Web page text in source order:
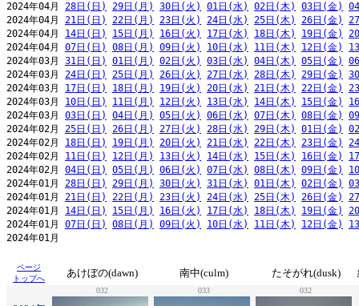
2024年04月 28日(日) 29日(月) 30日(火) 01日(水) 02日(木) 03日(金)
2024年04月 21日(日) 22日(月) 23日(火) 24日(水) 25日(木) 26日(金)
2024年04月 14日(日) 15日(月) 16日(火) 17日(水) 18日(木) 19日(金)
2024年04月 07日(日) 08日(月) 09日(火) 10日(水) 11日(木) 12日(金)
2024年03月 31日(日) 01日(月) 02日(火) 03日(水) 04日(木) 05日(金)
2024年03月 24日(日) 25日(月) 26日(火) 27日(水) 28日(木) 29日(金)
2024年03月 17日(日) 18日(月) 19日(火) 20日(水) 21日(木) 22日(金)
2024年03月 10日(日) 11日(月) 12日(火) 13日(水) 14日(木) 15日(金)
2024年03月 03日(日) 04日(月) 05日(火) 06日(水) 07日(木) 08日(金)
2024年02月 25日(日) 26日(月) 27日(火) 28日(水) 29日(木) 01日(金)
2024年02月 18日(日) 19日(月) 20日(火) 21日(水) 22日(木) 23日(金)
2024年02月 11日(日) 12日(月) 13日(火) 14日(水) 15日(木) 16日(金)
2024年02月 04日(日) 05日(月) 06日(火) 07日(水) 08日(木) 09日(金)
2024年01月 28日(日) 29日(月) 30日(火) 31日(水) 01日(木) 02日(金)
2024年01月 21日(日) 22日(月) 23日(火) 24日(水) 25日(木) 26日(金)
2024年01月 14日(日) 15日(月) 16日(火) 17日(水) 18日(木) 19日(金)
2024年01月 07日(日) 08日(月) 09日(火) 10日(水) 11日(木) 12日(金)
ページ
トップへ
あけぼの(dawn) 南中(culm) たそがれ(dusk)
032 033 032